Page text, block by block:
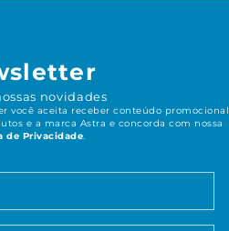
novidades
você aceita receber conteúdo promocional
e a marca Astra e concorda com nossa
de Privacidade.